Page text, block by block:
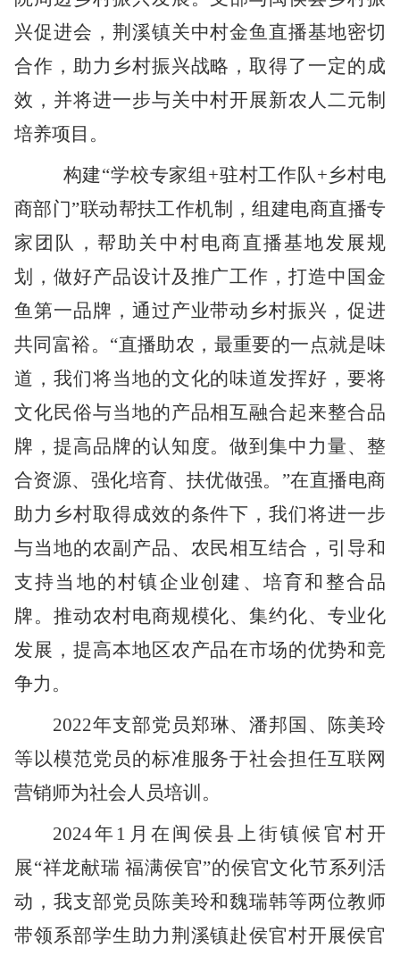
兴促进会，荆溪镇关中村金鱼直播基地密切
合作，助力乡村振兴战略，取得了一定的成
效，并将进一步与关中村开展新农人二元制
培养项目。
构建“学校专家组+驻村工作队+乡村电
商部门”联动帮扶工作机制，组建电商直播专
家团队，帮助关中村电商直播基地发展规
划，做好产品设计及推广工作，打造中国金
鱼第一品牌，通过产业带动乡村振兴，促进
共同富裕。“直播助农，最重要的一点就是味
道，我们将当地的文化的味道发挥好，要将
文化民俗与当地的产品相互融合起来整合品
牌，提高品牌的认知度。做到集中力量、整
合资源、强化培育、扶优做强。”在直播电商
助力乡村取得成效的条件下，我们将进一步
与当地的农副产品、农民相互结合，引导和
支持当地的村镇企业创建、培育和整合品
牌。推动农村电商规模化、集约化、专业化
发展，提高本地区农产品在市场的优势和竞
争力。
2022年支部党员郑琳、潘邦国、陈美玲
等以模范党员的标准服务于社会担任互联网
营销师为社会人员培训。
2024年1月在闽侯县上街镇候官村开
展“祥龙献瑞 福满侯官”的侯官文化节系列活
动，我支部党员陈美玲和魏瑞韩等两位教师
带领系部学生助力荆溪镇赴侯官村开展侯官